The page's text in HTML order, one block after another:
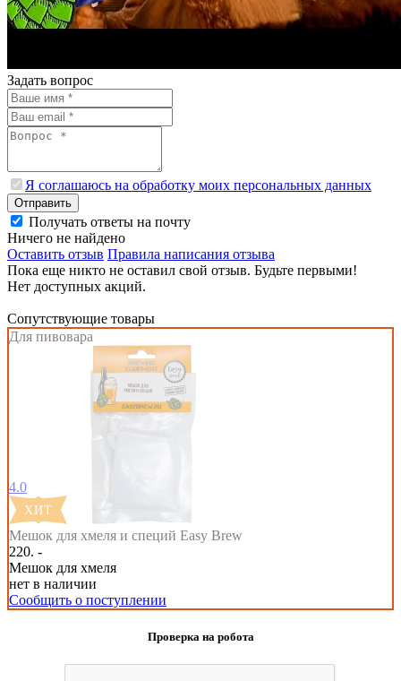
Задать вопрос
Я соглашаюсь на обработку моих персональных данных
Отправить
Получать ответы на почту
Ничего не найдено
Оставить отзыв Правила написания отзыва
Пока еще никто не оставил свой отзыв. Будьте первыми!
Нет доступных акций.
Сопутствующие товары
Для пивовара
4.0
Мешок для хмеля и специй Easy Brew
220. -
Мешок для хмеля
нет в наличии
Сообщить о поступлении
Проверка на робота